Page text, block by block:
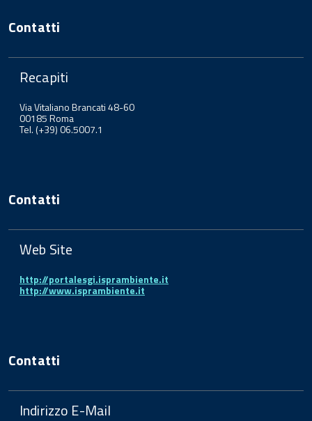
Contatti
Recapiti
Via Vitaliano Brancati 48-60
00185 Roma
Tel. (+39) 06.5007.1
Contatti
Web Site
http://portalesgi.isprambiente.it
http://www.isprambiente.it
Contatti
Indirizzo E-Mail